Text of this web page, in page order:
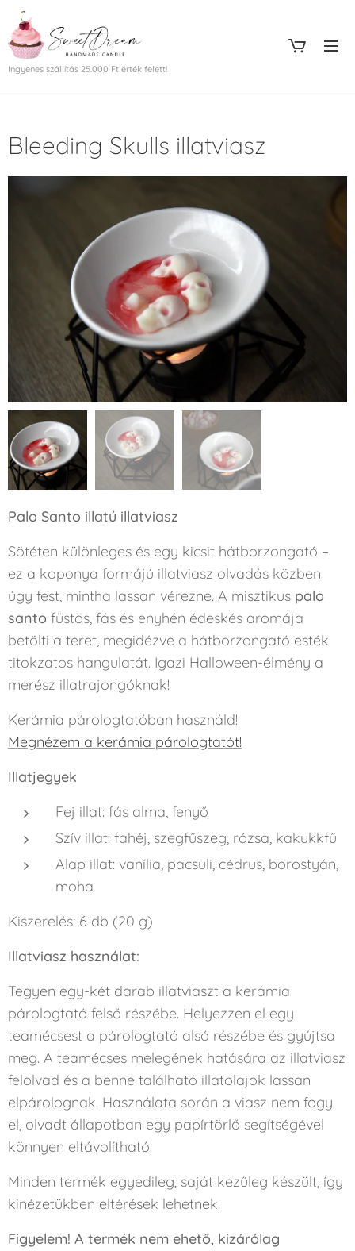
Ingyenes szállítás 25.000 Ft érték felett!
Bleeding Skulls illatviasz
Palo Santo illatú illatviasz
Sötéten különleges és egy kicsit hátborzongató –
ez a koponya formájú illatviasz olvadás közben
úgy fest, mintha lassan vérezne. A misztikus palo
santo füstös, fás és enyhén édeskés aromája
betölti a teret, megidézve a hátborzongató esték
titokzatos hangulatát. Igazi Halloween-élmény a
merész illatrajongóknak!
Kerámia párologtatóban használd!
Megnézem a kerámia párologtatót!
Illatjegyek
Fej illat: fás alma, fenyő
Szív illat: fahéj, szegfűszeg, rózsa, kakukkfű
Alap illat: vanília, pacsuli, cédrus, borostyán,
moha
Kiszerelés: 6 db (20 g)
Illatviasz használat:
Tegyen egy-két darab illatviaszt a kerámia
párologtató felső részébe. Helyezzen el egy
teamécsest a párologtató alsó részébe és gyújtsa
meg. A teamécses melegének hatására az illatviasz
felolvad és a benne található illatolajok lassan
elpárolognak. Használata során a viasz nem fogy
el, olvadt állapotban egy papírtörlő segítségével
könnyen eltávolítható.
Minden termék egyedileg, saját kezűleg készült, így
kinézetükben eltérések lehetnek.
Figyelem! A termék nem ehető, kizárólag